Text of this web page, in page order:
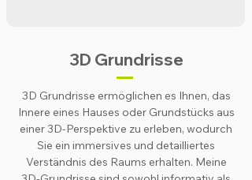
3D Grundrisse
3D Grundrisse ermöglichen es Ihnen, das
Innere eines Hauses oder Grundstücks aus
einer 3D-Perspektive zu erleben, wodurch
Sie ein immersives und detailliertes
Verständnis des Raums erhalten. Meine